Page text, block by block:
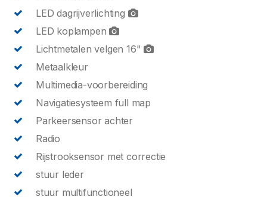
LED dagrijverlichting
LED koplampen
Lichtmetalen velgen 16"
Metaalkleur
Multimedia-voorbereiding
Navigatiesysteem full map
Parkeersensor achter
Radio
Rijstrooksensor met correctie
stuur leder
stuur multifunctioneel